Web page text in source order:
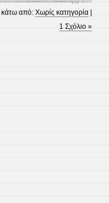
κάτω από:Χωρίς κατηγορία |
1 Σχόλιο »